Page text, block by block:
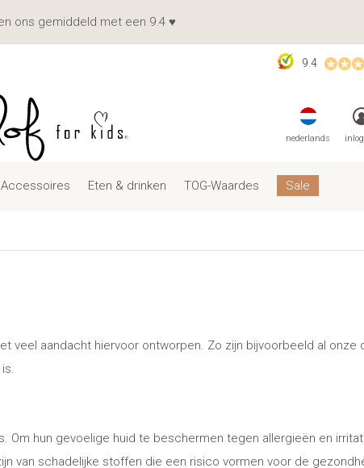
Accessoires Eten & drinken TOG-Waardes Sale
nederlands
9.4
ons gemiddeld met een 9.4 ♥
veel aandacht hiervoor ontworpen. Zo zijn bijvoorbeeld al onze
hun gevoelige huid te beschermen tegen allergieën en
van schadelijke stoffen die een risico vormen voor de